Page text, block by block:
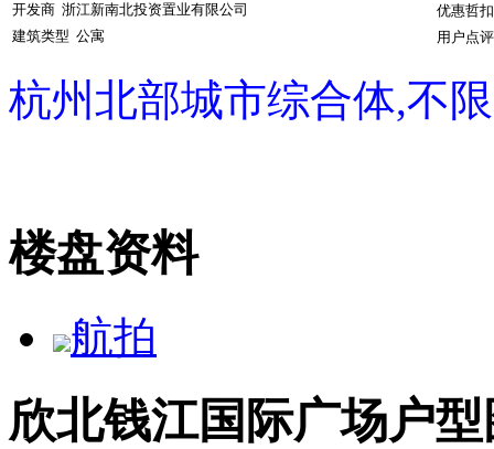
开发商 浙江新南北投资置业有限公司
优惠哲扣
建筑类型 公寓 用户点评
杭州北部城市综合体,不
楼盘资料
航拍
欣北钱江国际广场户